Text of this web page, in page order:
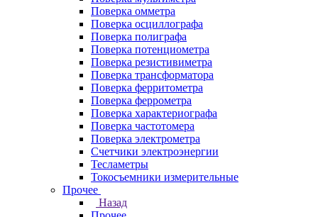
Поверка омметра
Поверка осциллографа
Поверка полиграфа
Поверка потенциометра
Поверка резистивиметра
Поверка трансформатора
Поверка ферритометра
Поверка феррометра
Поверка характериографа
Поверка частотомера
Поверка электрометра
Счетчики электроэнергии
Тесламетры
Токосъемники измерительные
Прочее
Назад